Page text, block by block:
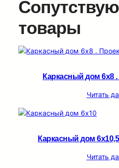
товары
Каркасный дом 6х8
Читать
Каркасный дом
Читать